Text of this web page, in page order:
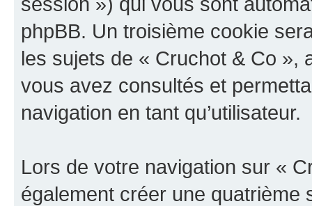
phpBB. Un troisième cookie
les sujets de « Cruchot & Co »,
vous avez consultés et
navigation en tant qu’utilisateur.
Lors de votre navigation sur «
également créer une